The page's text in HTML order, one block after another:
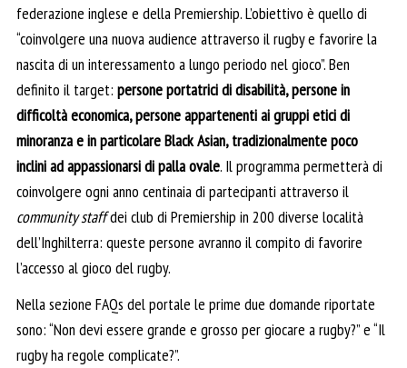
federazione inglese e della Premiership. L’obiettivo è quello di
“coinvolgere una nuova audience attraverso il rugby e favorire la
nascita di un interessamento a lungo periodo nel gioco”. Ben
definito il target: persone portatrici di disabilità, persone in
difficoltà economica, persone appartenenti ai gruppi etici di
minoranza e in particolare Black Asian, tradizionalmente poco
inclini ad appassionarsi di palla ovale. Il programma permetterà di
coinvolgere ogni anno centinaia di partecipanti attraverso il
community staffdei club di Premiership in 200 diverse località
dell’Inghilterra: queste persone avranno il compito di favorire
l’accesso al gioco del rugby.
Nella sezione FAQs del portale le prime due domande riportate
sono: “Non devi essere grande e grosso per giocare a rugby?” e “Il
rugby ha regole complicate?”.